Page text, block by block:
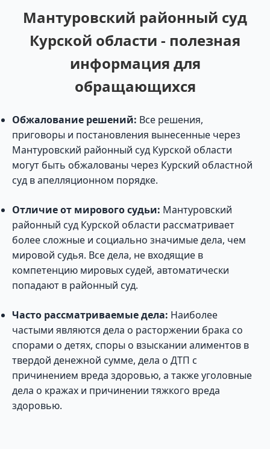
Мантуровский районный суд
Курской области - полезная
информация для
обращающихся
Обжалование решений: Все решения,
приговоры и постановления вынесенные через
Мантуровский районный суд Курской области
могут быть обжалованы через Курский областной
суд в апелляционном порядке.
Отличие от мирового судьи: Мантуровский
районный суд Курской области рассматривает
более сложные и социально значимые дела, чем
мировой судья. Все дела, не входящие в
компетенцию мировых судей, автоматически
попадают в районный суд.
Часто рассматриваемые дела: Наиболее
частыми являются дела о расторжении брака со
спорами о детях, споры о взыскании алиментов в
твердой денежной сумме, дела о ДТП с
причинением вреда здоровью, а также уголовные
дела о кражах и причинении тяжкого вреда
здоровью.